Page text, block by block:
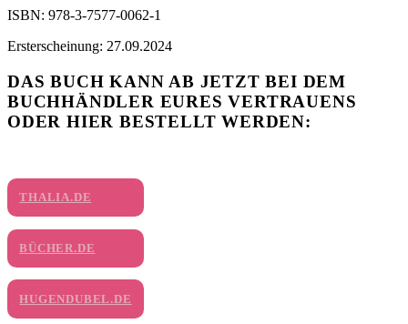
ISBN: 978-3-7577-0062-1
Ersterscheinung: 27.09.2024
DAS BUCH KANN AB JETZT BEI DEM
BUCHHÄNDLER EURES VERTRAUENS
ODER HIER BESTELLT WERDEN:
THALIA.DE
BÜCHER.DE
HUGENDUBEL.DE